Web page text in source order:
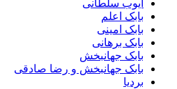
ایوب سلطانی
بابک اعلم
بابک امینی
بابک برهانی
بابک جهانبخش
بابک جهانبخش و رضا صادقی
بردیا